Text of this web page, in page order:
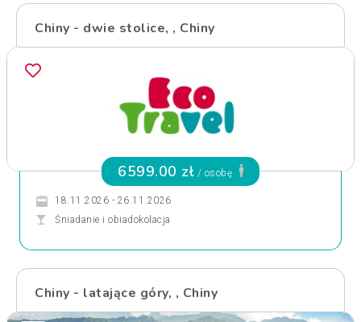
Chiny - dwie stolice, , Chiny
6599.00 zł / osobę
18.11.2026 - 26.11.2026
Śniadanie i obiadokolacja
Chiny - latające góry, , Chiny